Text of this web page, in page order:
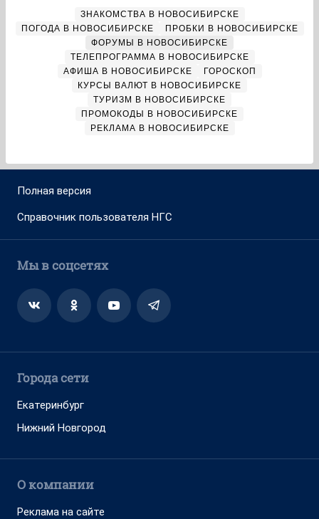
ЗНАКОМСТВА В НОВОСИБИРСКЕ
ПОГОДА В НОВОСИБИРСКЕ
ПРОБКИ В НОВОСИБИРСКЕ
ФОРУМЫ В НОВОСИБИРСКЕ
ТЕЛЕПРОГРАММА В НОВОСИБИРСКЕ
АФИША В НОВОСИБИРСКЕ
ГОРОСКОП
КУРСЫ ВАЛЮТ В НОВОСИБИРСКЕ
ТУРИЗМ В НОВОСИБИРСКЕ
ПРОМОКОДЫ В НОВОСИБИРСКЕ
РЕКЛАМА В НОВОСИБИРСКЕ
Полная версия
Справочник пользователя НГС
Мы в соцсетях
Города сети
Екатеринбург
Нижний Новгород
О компании
Реклама на сайте